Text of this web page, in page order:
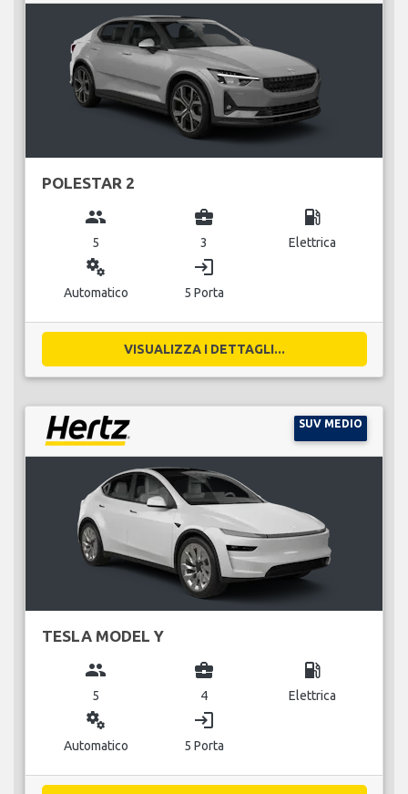
POLESTAR 2
group
5
business_center
3
local_gas_station
Elettrica
miscellaneous_services
Automatico
login
5 Porta
VISUALIZZA I DETTAGLI...
SUV MEDIO
TESLA MODEL Y
group
5
business_center
4
local_gas_station
Elettrica
miscellaneous_services
Automatico
login
5 Porta